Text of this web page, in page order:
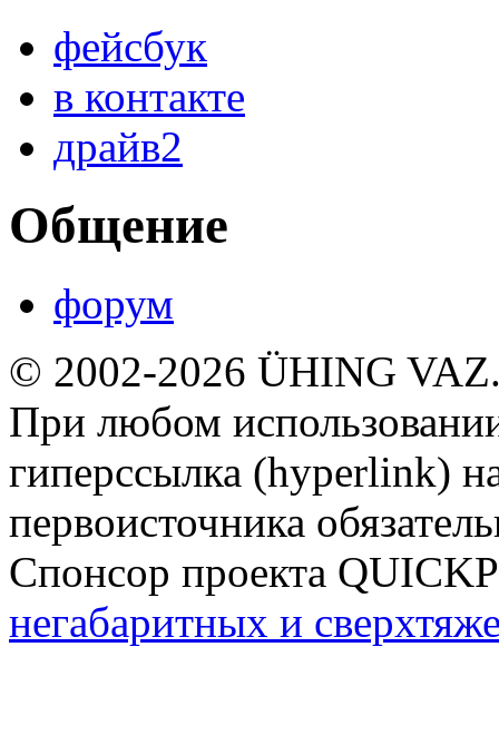
фейсбук
в контакте
драйв2
Общение
форум
© 2002-2026 ÜHING
При любом
гиперссылка (hyperlink)
первоисточника
Спонсор проекта
негабаритных и